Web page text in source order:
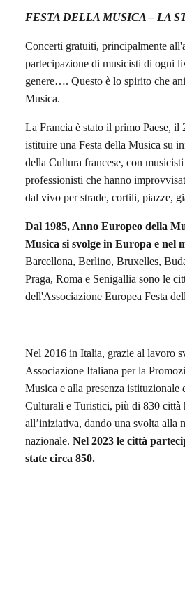
FESTA DELLA MUSICA – LA
Concerti gratuiti, principalmente
partecipazione di musicisti di ogni
genere…. Questo è lo spirito che
Musica.
La Francia è stato il primo Paese, il
istituire una Festa della Musica su
della Cultura francese, con
professionisti che hanno
dal vivo per strade, cortili, piazze,
Dal 1985, Anno Europeo della
Musica si svolge in Europa e nel
Barcellona, Berlino, Bruxelles,
Praga, Roma e Senigallia sono le
dell'Associazione Europea Festa
Nel 2016 in Italia, grazie al lavoro
Associazione Italiana per la
Musica e alla presenza
Culturali e Turistici, più di 830 città
all’iniziativa, dando una svolta alla
nazionale. Nel 2023 le città
state circa 850.